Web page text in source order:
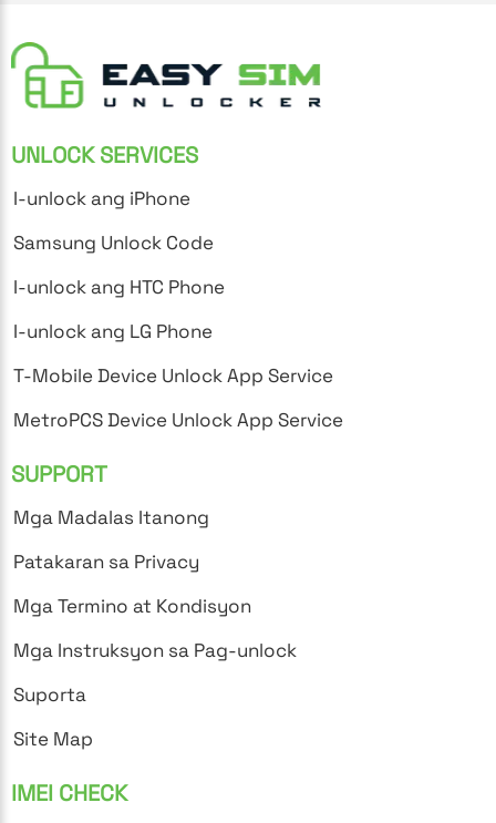
UNLOCK SERVICES
I-unlock ang iPhone
Samsung Unlock Code
I-unlock ang HTC Phone
I-unlock ang LG Phone
T-Mobile Device Unlock App Service
MetroPCS Device Unlock App Service
SUPPORT
Mga Madalas Itanong
Patakaran sa Privacy
Mga Termino at Kondisyon
Mga Instruksyon sa Pag-unlock
Suporta
Site Map
IMEI CHECK